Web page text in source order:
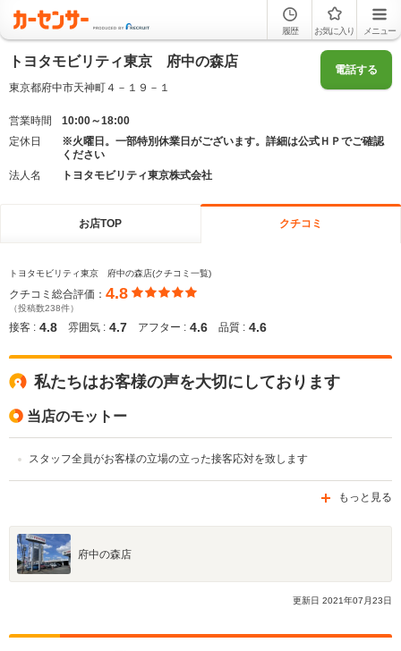
履歴 お気に入り メニュー
トヨタモビリティ東京 府中の森店
東京都府中市天神町４－１９－１
電話する
営業時間
10:00～18:00
定休日
※火曜日。一部特別休業日がございます。詳細は公式ＨＰでご確認
ください
法人名
トヨタモビリティ東京株式会社
お店TOP クチコミ
トヨタモビリティ東京 府中の森店(クチコミ一覧)
クチコミ総合評価： 4.8
（投稿数238件）
接客 : 4.8 雰囲気 : 4.7 アフター : 4.6 品質 : 4.6
私たちはお客様の声を大切にしております
当店のモットー
スタッフ全員がお客様の立場の立った接客応対を致します
もっと見る
府中の森店
更新日 2021年07 月23日